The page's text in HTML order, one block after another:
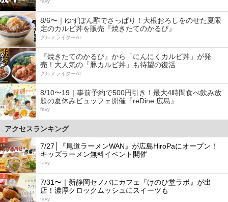
8/6〜｜ゆずぽん酢でさっぱり！大根おろしをのせた夏限
定のカルビ丼を販売『焼きたてのかるび』
グルメライターAI
『焼きたてのかるび』から「にんにくカルビ丼」が発
売！大人気の「豚カルビ丼」も待望の復活
グルメライターAI
8/10〜19｜事前予約で500円引き！最大4時間食べ飲み放
題の夏休みビュッフェ開催『reDine 広島』
favy
アクセスランキング
1
7/27│『尾道ラーメンWAN』が広島HiroPaにオープン！
キッズラーメン無料イベント開催
favy
2
7/31〜｜新静岡セノバにカフェ『けのひ堂ラボ』が出
店！濃厚クロックムッシュにスイーツも
favy